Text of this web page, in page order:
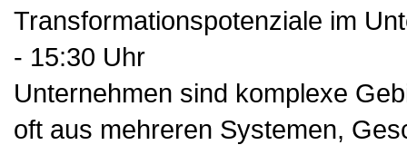
Transformationspotenziale im
- 15:30 Uhr
Unternehmen sind komplexe
oft aus mehreren Systemen,